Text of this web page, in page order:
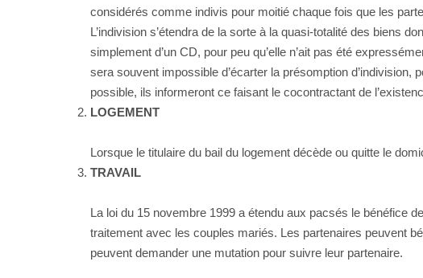
considérés comme indivis pour moitié chaque fois que les
L’indivision s’étendra de la sorte à la quasi-totalité des biens
simplement d’un CD, pour peu qu’elle n’ait pas été
sera souvent impossible d’écarter la présomption
possible, ils informeront ce faisant le cocontractant de
LOGEMENT
Lorsque le titulaire du bail du logement décède ou quitte le
TRAVAIL
La loi du 15 novembre 1999 a étendu aux pacsés le bénéfice
traitement avec les couples mariés. Les partenaires peuvent
peuvent demander une mutation pour suivre leur partenaire.